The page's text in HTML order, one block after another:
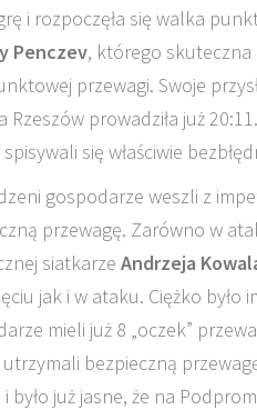
i rozpoczęła się walka
Penczev, którego skuteczna
przewagi. Swoje
Rzeszów prowadziła już
się właściwie
gospodarze weszli z
przewagę. Zarówno w
siatkarze Andrzeja
jak i w ataku. Ciężko
mieli już 8 „oczek”
bezpieczną
i było już jasne, że na